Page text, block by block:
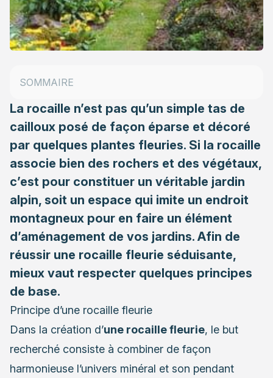
La rocaille n’est pas qu’un simple tas de
cailloux posé de façon éparse et décoré
par quelques plantes fleuries. Si la rocaille
associe bien des rochers et des végétaux,
c’est pour constituer un véritable jardin
alpin, soit un espace qui imite un endroit
montagneux pour en faire un élément
d’aménagement de vos jardins. Afin de
réussir une rocaille fleurie séduisante,
mieux vaut respecter quelques principes
de base.
Principe d’une rocaille fleurie
Dans la création d’une rocaille fleurie, le but
recherché consiste à combiner de façon
harmonieuse l’univers minéral et son pendant
SOMMAIRE
Principe d’une rocaille fleurie
Les types de plantes de rocaille